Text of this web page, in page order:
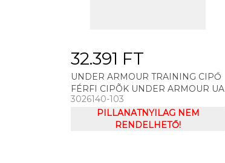
32.391 FT
UNDER ARMOUR TRAINING CIPŐ
FÉRFI CIPÕK UNDER ARMOUR UA
CHARGED ROGUE 3 KNIT
3026140-103
PILLANATNYILAG NEM
RENDELHETŐ!